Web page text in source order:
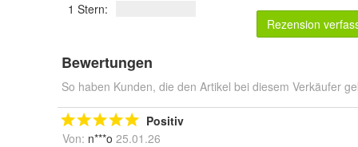
1 Stern:
Rezension
Bewertungen
So haben Kunden, die den Artikel bei diesem Verkäufer
Positiv
Von: n***o 25.01.26